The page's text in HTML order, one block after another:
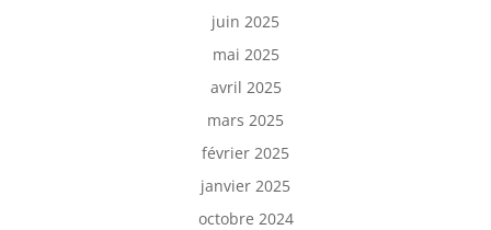
juin 2025
mai 2025
avril 2025
mars 2025
février 2025
janvier 2025
octobre 2024